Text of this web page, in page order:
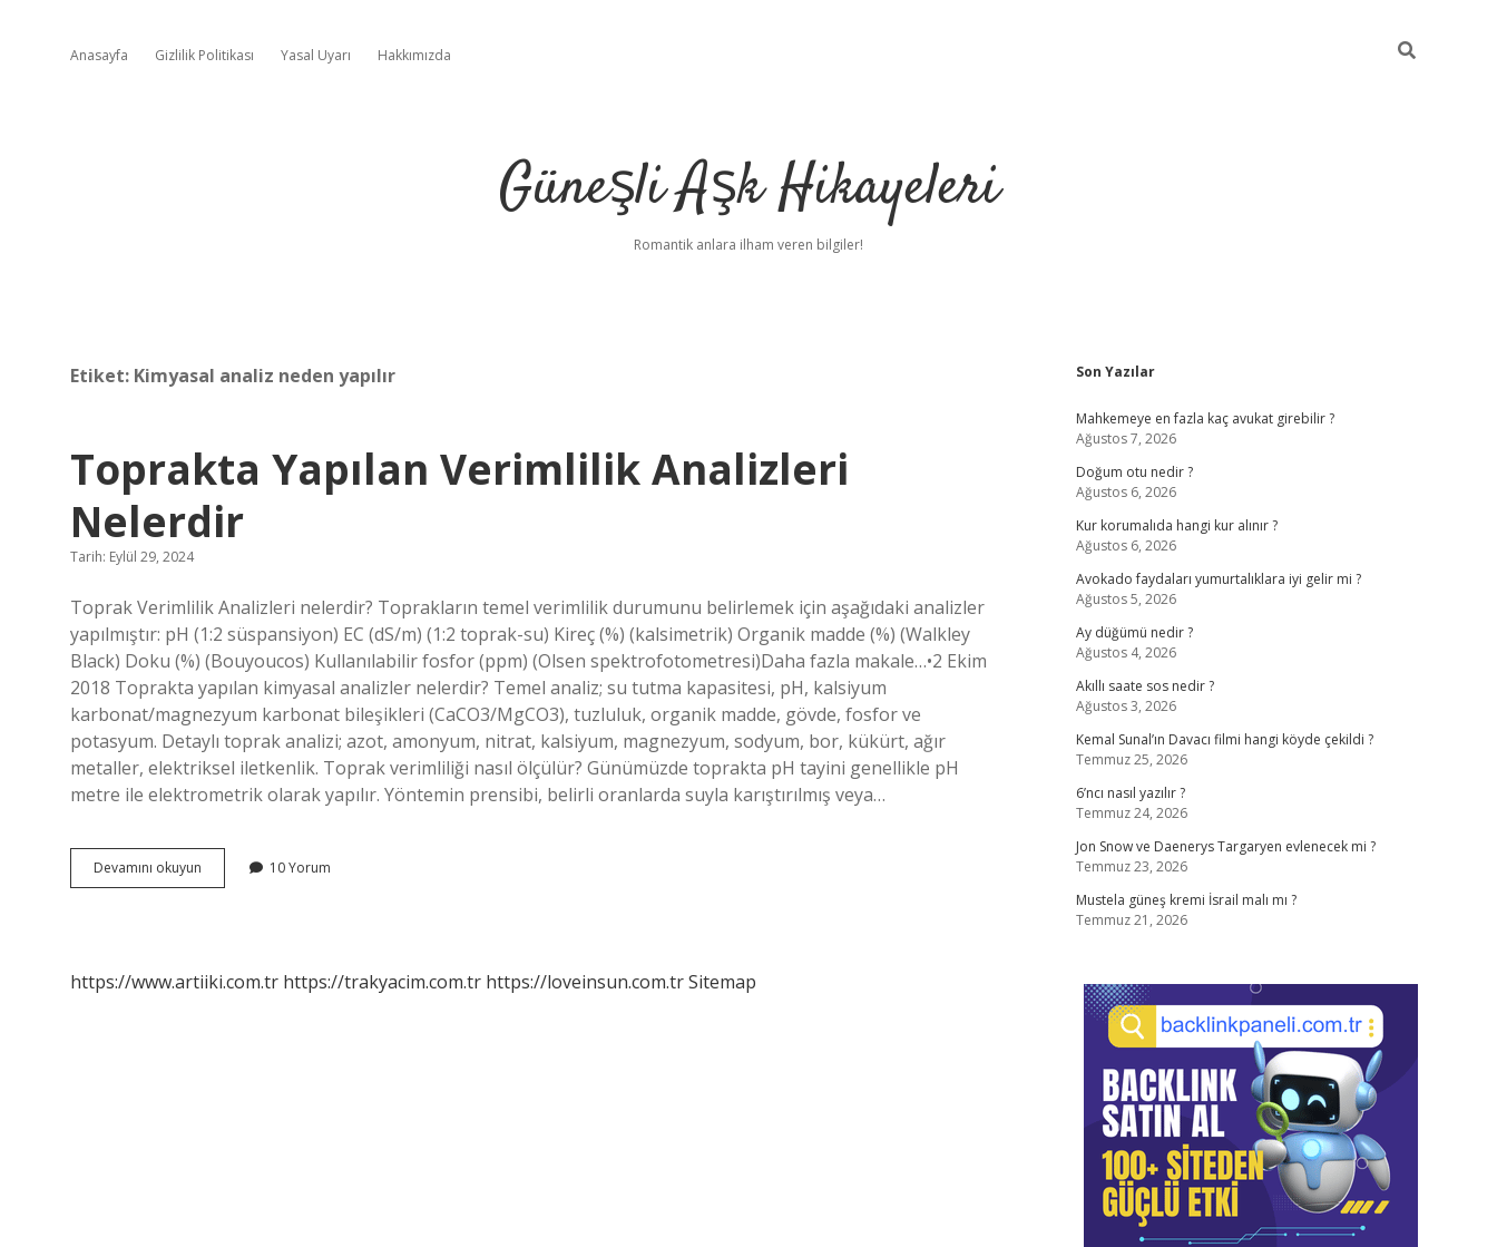
Anasayfa Gizlilik Politikası Yasal Uyarı Hakkımızda
Güneşli Aşk Hikayeleri
Romantik anlara ilham veren bilgiler!
Etiket: Kimyasal analiz neden yapılır
Toprakta Yapılan Verimlilik Analizleri
Nelerdir
Tarih: Eylül 29, 2024
Toprak Verimlilik Analizleri nelerdir? Toprakların temel verimlilik durumunu belirlemek için aşağıdaki analizler
yapılmıştır: pH (1:2 süspansiyon) EC (dS/m) (1:2 toprak-su) Kireç (%) (kalsimetrik) Organik madde (%) (Walkley
Black) Doku (%) (Bouyoucos) Kullanılabilir fosfor (ppm) (Olsen spektrofotometresi)Daha fazla makale…•2 Ekim
2018 Toprakta yapılan kimyasal analizler nelerdir? Temel analiz; su tutma kapasitesi, pH, kalsiyum
karbonat/magnezyum karbonat bileşikleri (CaCO3/MgCO3), tuzluluk, organik madde, gövde, fosfor ve
potasyum. Detaylı toprak analizi; azot, amonyum, nitrat, kalsiyum, magnezyum, sodyum, bor, kükürt, ağır
metaller, elektriksel iletkenlik. Toprak verimliliği nasıl ölçülür? Günümüzde toprakta pH tayini genellikle pH
metre ile elektrometrik olarak yapılır. Yöntemin prensibi, belirli oranlarda suyla karıştırılmış veya…
Devamını okuyun Toprakta
Yapılan
10 Yorum
https://www.artiiki.com.tr https://trakyacim.com.tr https://loveinsun.com.trSitemap
Sidebar
Son Yazılar
Mahkemeye en fazla kaç avukat girebilir ?
Ağustos 7, 2026
Doğum otu nedir ?
Ağustos 6, 2026
Kur korumalıda hangi kur alınır ?
Ağustos 6, 2026
Avokado faydaları yumurtalıklara iyi gelir mi ?
Ağustos 5, 2026
Ay düğümü nedir ?
Ağustos 4, 2026
Akıllı saate sos nedir ?
Ağustos 3, 2026
Kemal Sunal’ın Davacı filmi hangi köyde çekildi ?
Temmuz 25, 2026
6’ncı nasıl yazılır ?
Temmuz 24, 2026
Jon Snow ve Daenerys Targaryen evlenecek mi ?
Temmuz 23, 2026
Mustela güneş kremi İsrail malı mı ?
Temmuz 21, 2026
betci